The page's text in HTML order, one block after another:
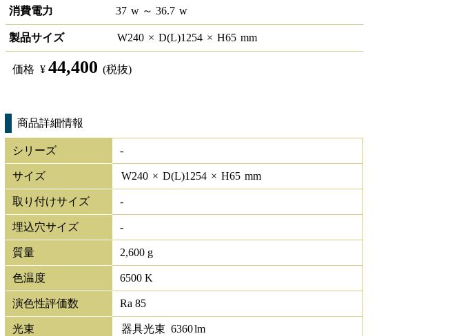
消費電力 37 w ～ 36.7 w
製品サイズ W240 × D(L)1254 × H65 mm
価格 ¥ 44,400 (税抜)
商品詳細情報
シリーズ -
サイズ W240 × D(L)1254 × H65 mm
取り付けサイズ -
埋込穴サイズ -
質量 2,600 g
色温度 6500 K
演色性評価数 Ra 85
光束 器具光束 6360lm